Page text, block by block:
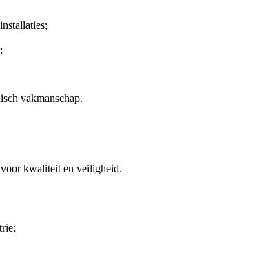
vakmanschap.
kwaliteit en veiligheid.